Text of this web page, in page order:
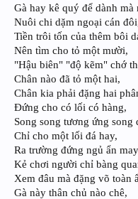
Gà hay kê quý để dành mà
Nuôi chi dặm ngoại cán
Tiền trôi tốn của thêm bôi
Nên tìm cho tỏ một mười,
"Hậu biên" "độ kẽm" chớ
Chân nào đã tỏ một hai,
Chân kia phải đặng hai
Đứng cho có lối có hàng,
Song song tương ứng song
Chỉ cho một lối đá hay,
Ra trường đứng ngủ ẩn
Kẻ chơi người chỉ bàng
Xem đâu mà đặng võ toàn
Gà này thân chủ nào chê,